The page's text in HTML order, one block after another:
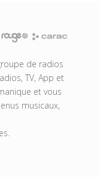
de radios
TV, App et
et vous
musicaux,